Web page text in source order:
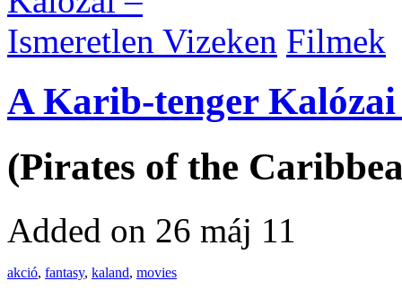
Filmek
A Karib-tenger
(Pirates of the
Added on 26 máj 11
akció, fantasy, kaland, movies